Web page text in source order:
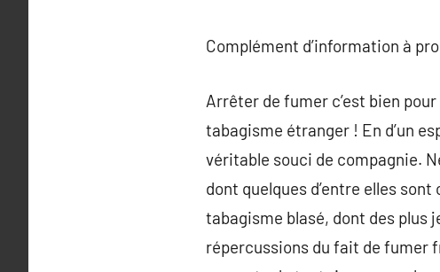
Complément d’information à
Arrêter de fumer c’est bien
tabagisme étranger ! En d’un
véritable souci de compagnie.
dont quelques d’entre elles
tabagisme blasé, dont des plus
répercussions du fait de fumer